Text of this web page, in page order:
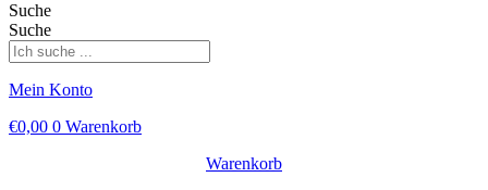
Suche
Suche
Mein Konto
€0,00 0 Warenkorb
Warenkorb